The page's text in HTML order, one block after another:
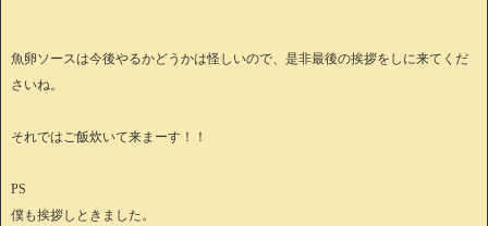
魚卵ソースは今後やるかどうかは怪しいので、是非最後の挨拶をしに来てくだ
さいね。
それではご飯炊いて来まーす！！
PS
僕も挨拶しときました。